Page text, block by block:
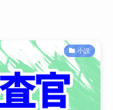
小説